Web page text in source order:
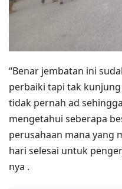
“Benar jembatan ini
perbaiki tapi tak
tidak pernah ad
mengetahui seberapa
perusahaan mana yang
hari selesai untuk
nya .